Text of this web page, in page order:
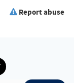
Report abuse